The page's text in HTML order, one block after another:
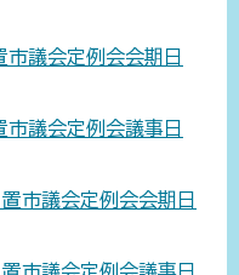
議会定例会会期日
議会定例会議事日
市議会定例会会期日
市議会定例会議事日